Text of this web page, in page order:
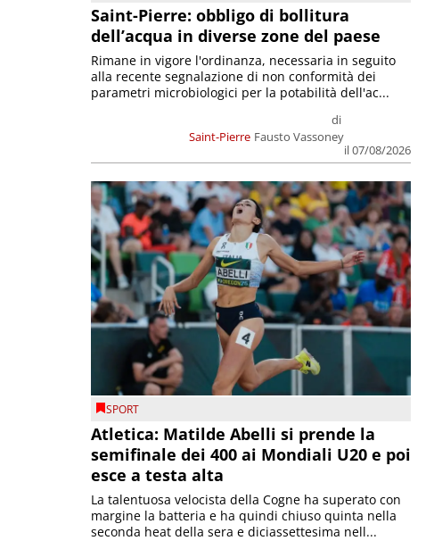
Saint-Pierre: obbligo di bollitura
dell’acqua in diverse zone del paese
Saint-Pierre
di
Fausto Vassoney
il 07/08/2026
Rimane in vigore l'ordinanza, necessaria in seguito
alla recente segnalazione di non conformità dei
parametri microbiologici per la potabilità dell'ac...
SPORT
Atletica: Matilde Abelli si prende la
semifinale dei 400 ai Mondiali U20 e poi
esce a testa alta
La talentuosa velocista della Cogne ha superato con
margine la batteria e ha quindi chiuso quinta nella
seconda heat della sera e diciassettesima nell...